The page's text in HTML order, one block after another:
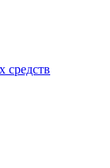
средств